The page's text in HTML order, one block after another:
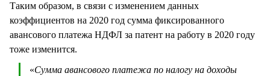
Таким образом, в связи с изменением данных
коэффициентов на 2020 год сумма фиксированного
авансового платежа НДФЛ за патент на работу в 2020 году
тоже изменится.
«Сумма авансового платежа по налогу на доходы